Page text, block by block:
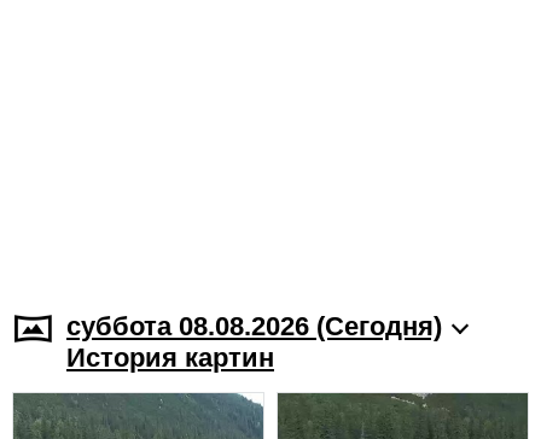
суббота 08.08.2026 (Cегодня)
История картин